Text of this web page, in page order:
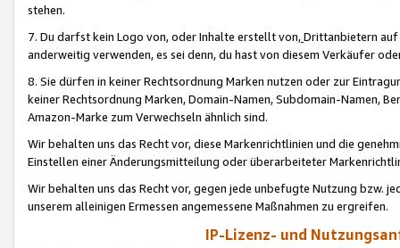
stehen.
7. Du darfst kein Logo von, oder Inhalte erstellt von,Drittanbietern auf
anderweitig verwenden, es sei denn, du hast von diesem Verkäufer
8. Sie dürfen in keiner Rechtsordnung Marken nutzen oder zur
keiner Rechtsordnung Marken, Domain-Namen, Subdomain-Namen,
Amazon-Marke zum Verwechseln ähnlich sind.
Wir behalten uns das Recht vor, diese Markenrichtlinien und die
Einstellen einer Änderungsmitteilung oder überarbeiteter
Wir behalten uns das Recht vor, gegen jede unbefugte Nutzung bzw.
unserem alleinigen Ermessen angemessene Maßnahmen zu ergreifen.
IP-Lizenz- und